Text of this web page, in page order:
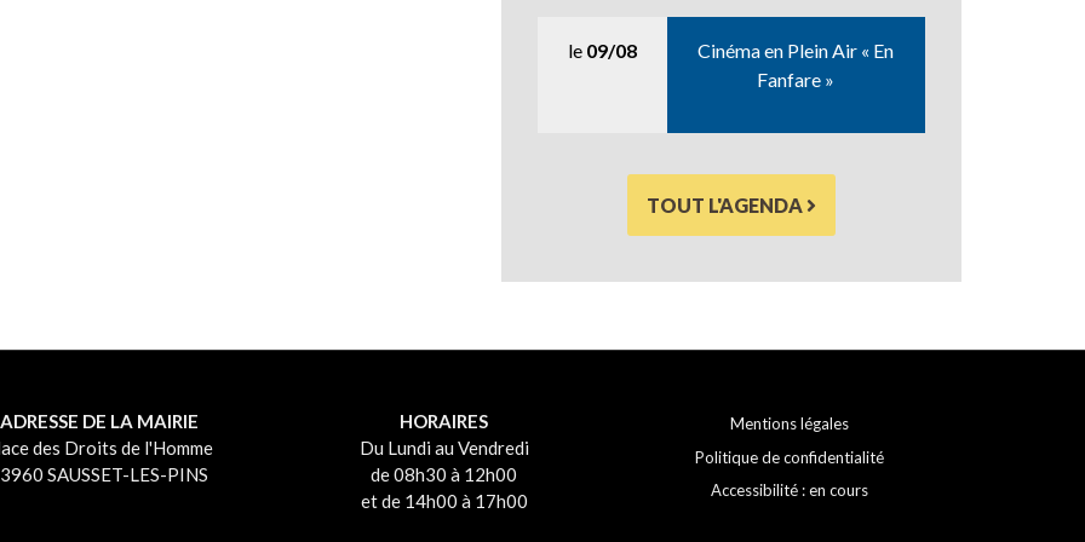
le 09/08
Cinéma en Plein Air « En
Fanfare »
TOUT L'AGENDA
ADRESSE DE LA MAIRIE
des Droits de l'Homme
SAUSSET-LES-PINS
HORAIRES
Du Lundi au Vendredi
de 08h30 à 12h00
et de 14h00 à 17h00
Mentions légales
Politique de confidentialité
Accessibilité : en cours